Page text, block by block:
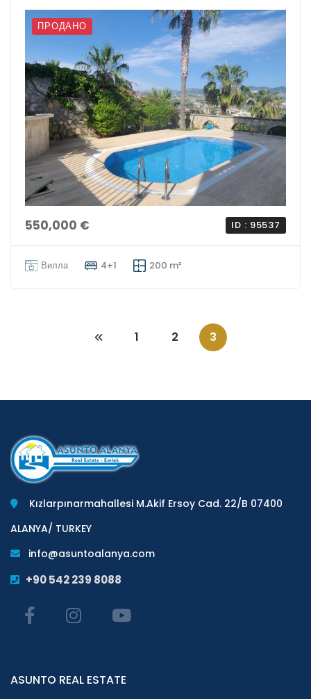
ПРОДАНО
550,000 € ID : 95537
Вилла 4+1 200 m²
1 2 3
Kızlarpınarmahallesi M.Akif Ersoy Cad. 22/B 07400
ALANYA/ TURKEY
info@asuntoalanya.com
+90 542 239 8088
ASUNTO REAL ESTATE